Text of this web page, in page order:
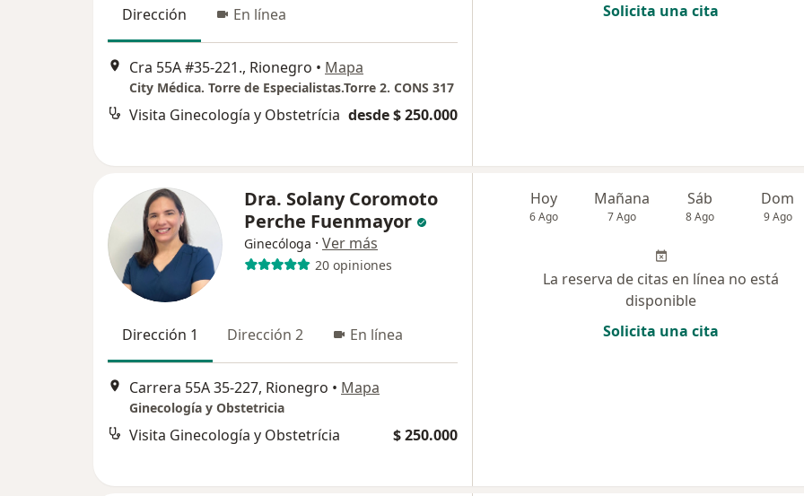
Dirección En línea
Cra 55A #35-221., Rionegro • Mapa
City Médica. Torre de Especialistas.Torre 2. CONS 317
Visita Ginecología y Obstetrícia desde $ 250.000
Solicita una cita
Dra. Solany Coromoto
Perche Fuenmayor
Ginecóloga · Ver más
20 opiniones
Dirección 1 Dirección 2 En línea
Carrera 55A 35-227, Rionegro • Mapa
Ginecología y Obstetricia
Visita Ginecología y Obstetrícia $ 250.000
Hoy
6 Ago
Mañana
7 Ago
Sáb
8 Ago
Dom
9 Ago
La reserva de citas en línea no está
disponible
Solicita una cita